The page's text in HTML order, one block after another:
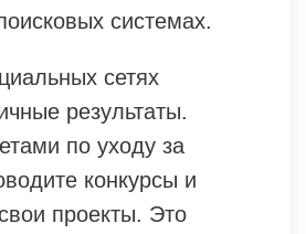
системах.
сетях
результаты.
по уходу за
конкурсы и
проекты. Это